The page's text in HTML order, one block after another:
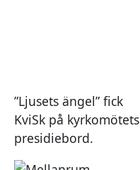
”Ljusets ängel” fick
KviSk på kyrkomötets
presidiebord.